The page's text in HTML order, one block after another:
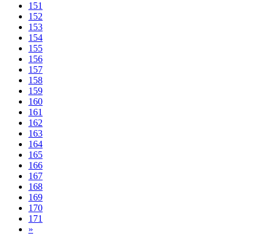
151
152
153
154
155
156
157
158
159
160
161
162
163
164
165
166
167
168
169
170
171
»